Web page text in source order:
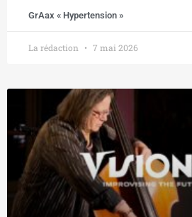
GrAax « Hypertension »
La rédaction 7 mai 2026